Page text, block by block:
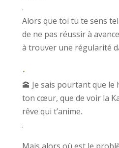
.
Alors que toi tu te sens
de ne pas réussir à
à trouver une régularité
.
🕋 Je sais pourtant que le
ton cœur, que de voir la
rêve qui t’anime.
.
Mais alors où est le